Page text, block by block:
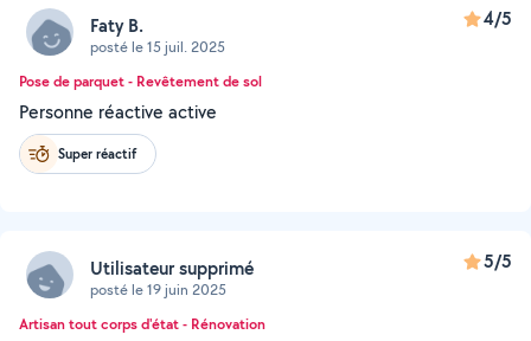
Faty B.
posté le 15 juil. 2025
4/5
Pose de parquet - Revêtement de sol
Personne réactive active
Super réactif
Utilisateur supprimé
posté le 19 juin 2025
5/5
Artisan tout corps d'état - Rénovation